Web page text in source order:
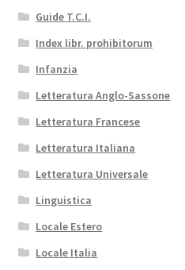
Guide T.C.I.
Index libr. prohibitorum
Infanzia
Letteratura Anglo-Sassone
Letteratura Francese
Letteratura Italiana
Letteratura Universale
Linguistica
Locale Estero
Locale Italia